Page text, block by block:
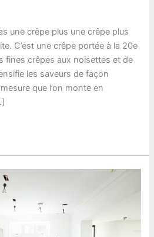
une crêpe plus une crêpe plus
C’est une crêpe portée à la 20e
fines crêpes aux noisettes et de
les saveurs de façon
que l’on monte en